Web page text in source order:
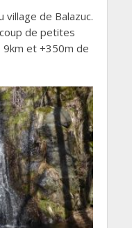
village de Balazuc.
de petites
et +350m de